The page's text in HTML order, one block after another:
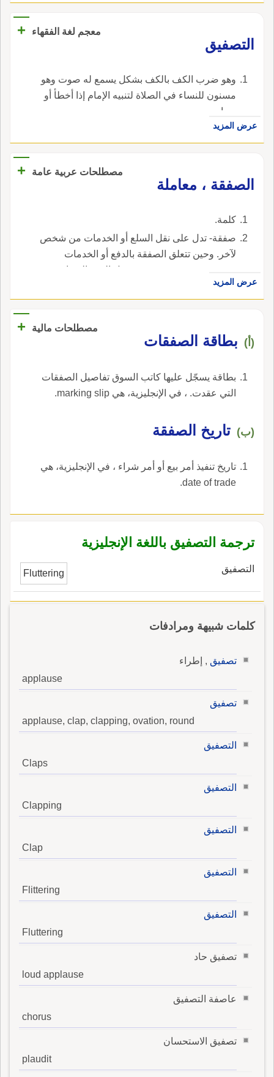
السَّجِيّاتِ خِضْرِم إِذا صَفَقَتْه في الحُروب الصَّوافِق
الطفيل.
معجم لغة الفقهاء
+
‏التصفيق‏
‏وهو ضرب الكف بالكف بشكل يسمع له صوت وهو
مسنون للنساء في الصلاة لتنبيه الإمام إذا أخطأ أو
سها‏.
عرض المزيد
مصطلحات عربية عامة
+
الصفقة ، معاملة
كلمة.
صفقة- تدل على نقل السلع أو الخدمات من شخص
لآخر. وحين تتعلق الصفقة بالدفع أو الخدمات
تسمى صفقة نقدية. وحين يؤجل الدفع إلى تاريخ
لاحق فهي صفقة ائتمانية.عرض المزيد
مصطلحات مالية +
(أ) بطاقة الصفقات
بطاقة يسجّل عليها كاتب السوق تفاصيل الصفقات
التي عقدت. ، في الإنجليزية، هي marking slip.
(ب) تاريخ الصفقة
تاريخ تنفيذ أمر بيع أو أمر شراء ، في الإنجليزية، هي
date of trade.
ترجمة التصفيق باللغة الإنجليزية
التصفيق Fluttering
كلمات شبيهة ومرادفات
تصفيق , إطراء
applause
تصفيق
applause, clap, clapping, ovation, round
التصفيق
Claps
التصفيق
Clapping
التصفيق
Clap
التصفيق
Flittering
التصفيق
Fluttering
تصفيق حاد
loud applause
عاصفة التصفيق
chorus
تصفيق الاستحسان
plaudit